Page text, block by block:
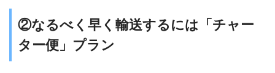
②なるべく早く輸送するには「チャー
ター便」プラン